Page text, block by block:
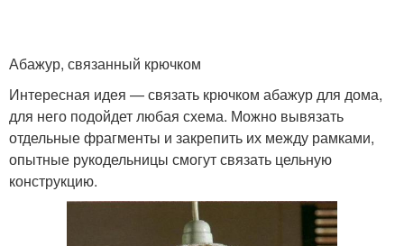
Абажур, связанный крючком
Интересная идея — связать крючком абажур для дома,
для него подойдет любая схема. Можно вывязать
отдельные фрагменты и закрепить их между рамками,
опытные рукодельницы смогут связать цельную
конструкцию.